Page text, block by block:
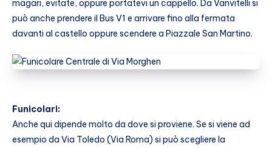
magari, evitate, oppure portatevi un cappello. Da Vanvitelli si
può anche prendere il Bus V1 e arrivare fino alla fermata
davanti al castello oppure scendere a Piazzale San Martino.
Funicolari:
Anche qui dipende molto da dove si proviene. Se si viene ad
esempio da Via Toledo (Via Roma) si può scegliere la